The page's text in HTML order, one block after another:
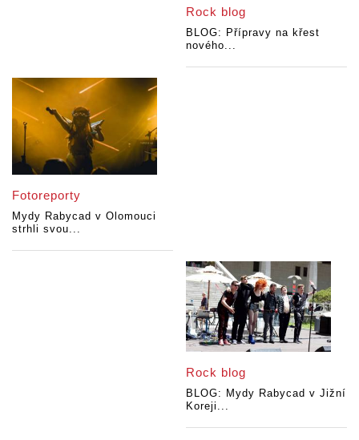
Rock blog
BLOG: Přípravy na křest
nového...
Fotoreporty
Mydy Rabycad v Olomouci
strhli svou...
Rock blog
BLOG: Mydy Rabycad v Jižní
Koreji...